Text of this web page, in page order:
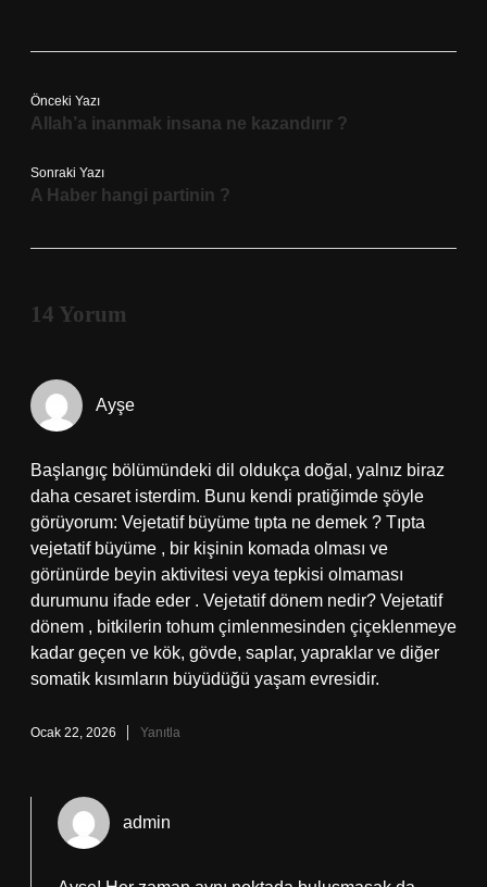
Önceki Yazı
Allah’a inanmak insana ne kazandırır ?
Sonraki Yazı
A Haber hangi partinin ?
14 Yorum
Ayşe
Başlangıç bölümündeki dil oldukça doğal, yalnız biraz
daha cesaret isterdim. Bunu kendi pratiğimde şöyle
görüyorum: Vejetatif büyüme tıpta ne demek ? Tıpta
vejetatif büyüme , bir kişinin komada olması ve
görünürde beyin aktivitesi veya tepkisi olmaması
durumunu ifade eder . Vejetatif dönem nedir? Vejetatif
dönem , bitkilerin tohum çimlenmesinden çiçeklenmeye
kadar geçen ve kök, gövde, saplar, yapraklar ve diğer
somatik kısımların büyüdüğü yaşam evresidir.
Ocak 22, 2026 Yanıtla
admin